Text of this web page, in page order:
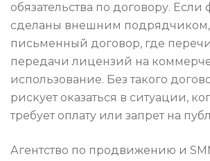
обязательства по договору. Если
сделаны внешним
письменный договор, где
передачи лицензий на
использование. Без такого
рискует оказаться в ситуации,
требует оплату или запрет на
Агентство по продвижению и